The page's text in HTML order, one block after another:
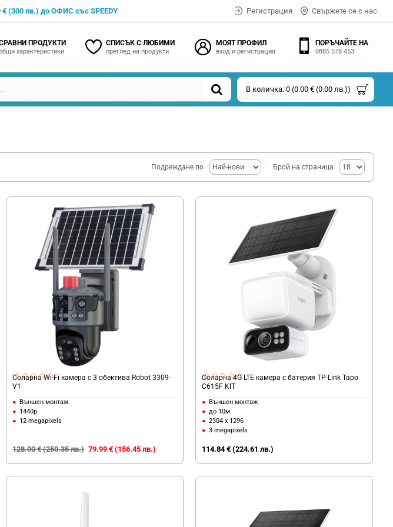
(300 лв.) до ОФИС със SPEEDY Регистрация Свържете се с нас
ПРОДУКТИ
характеристики
СПИСЪК С ЛЮБИМИ
преглед на продукти
МОЯТ ПРОФИЛ
вход и регистрация
ПОРЪЧАЙТЕ НА
0885 578 453
В количка: 0 (0.00 € (0.00 лв.))
Подреждане по Брой на страница
Соларна Wi-Fi камера с 3 обектива Robot 3309-
V1
Външен монтаж
1440p
12 megapixels
79.99 € (156.45 лв.)
128.00 € (250.35 лв.)
Соларна 4G LTE камера с батерия TP-Link Tapo
C615F KIT
Външен монтаж
до 10м.
2304 x 1296
3 megapixels
114.84 € (224.61 лв.)